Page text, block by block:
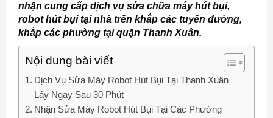
nhận cung cấp dịch vụ sửa chữa máy hút bụi,
robot hút bụi tại nhà trên khắp các tuyến đường,
khắp các phường tại quận Thanh Xuân.
Nội dung bài viết
Dịch Vụ Sửa Máy Robot Hút Bụi Tại Thanh Xuân
Lấy Ngay Sau 30 Phút
Nhận Sửa Máy Robot Hút Bụi Tại Các Phường